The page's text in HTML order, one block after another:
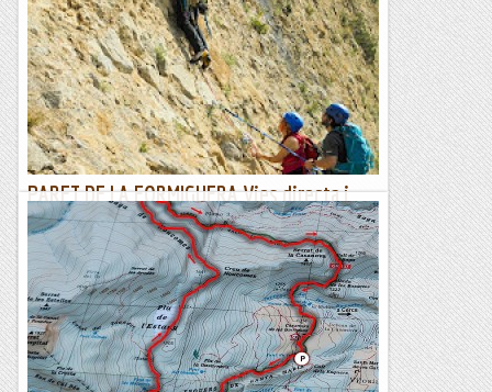
PARET DE LA FORMIGUERA Vies directa i
Savina
Aquest dissabtes els col·legues del Vallès em diuen que
vindran per Sant Llorenç, amb gent que no han fet massa
roca. Anem a la paret de la Formiguera, el Quique...
Conqueridors de l'inútil